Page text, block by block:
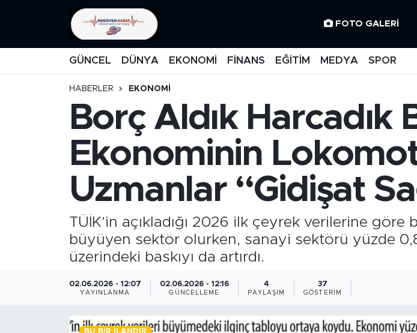
FOTO GALERI
GÜNCEL DÜNYA EKONOMİ FİNANS EĞİTİM MEDYA SPOR
HABERLER EKONOMİ
Borç Aldık Harcadık
Ekonominin
Uzmanlar “Gidişat
TÜİK’in açıkladığı 2026 ilk çeyrek verilerine
büyüyen sektör olurken, sanayi sektörü yüzde
üzerindeki baskıyı da artırdı.
02.06.2026 - 12:07
YAYINLANMA
02.06.2026 - 12:16
GÜNCELLEME
4
PAYLAŞIM
37
GÖSTERIM
MANŞET
FİNANS
DÜNYA
GÜNCEL
KARİKATÜR
BİLİM-TEKNOLOJİ
RÖPÖRTAJ
İstanbul Namaz Vakitleri
Süper Lig Puan Durumu ve Fikstür
Tüm Manşetler
Son Dakika Haberleri
Haber Arşivi